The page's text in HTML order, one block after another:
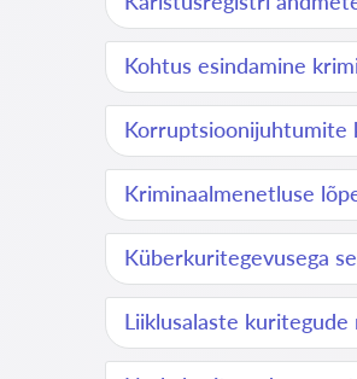
Kohtus esindamine
Korruptsioonijuhtumite
Kriminaalmenetluse
Küberkuritegevusega
Liiklusalaste kuritegude